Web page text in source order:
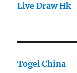
Live Draw Hk
Togel China